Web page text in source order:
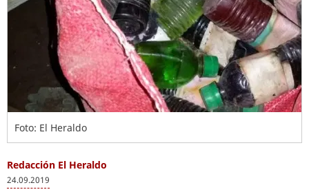
Foto: El Heraldo
Redacción El Heraldo
24.09.2019